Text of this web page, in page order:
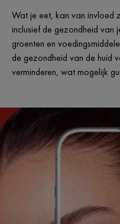
Wat je eet, kan van invloed
inclusief de gezondheid van
groenten en
de gezondheid van de huid
verminderen, wat mogelijk